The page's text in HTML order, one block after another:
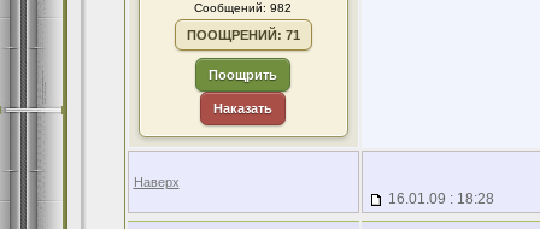
Сообщений: 982
ПООЩРЕНИЙ: 71
Поощрить
Наказать
Наверх
16.01.09 : 18:28